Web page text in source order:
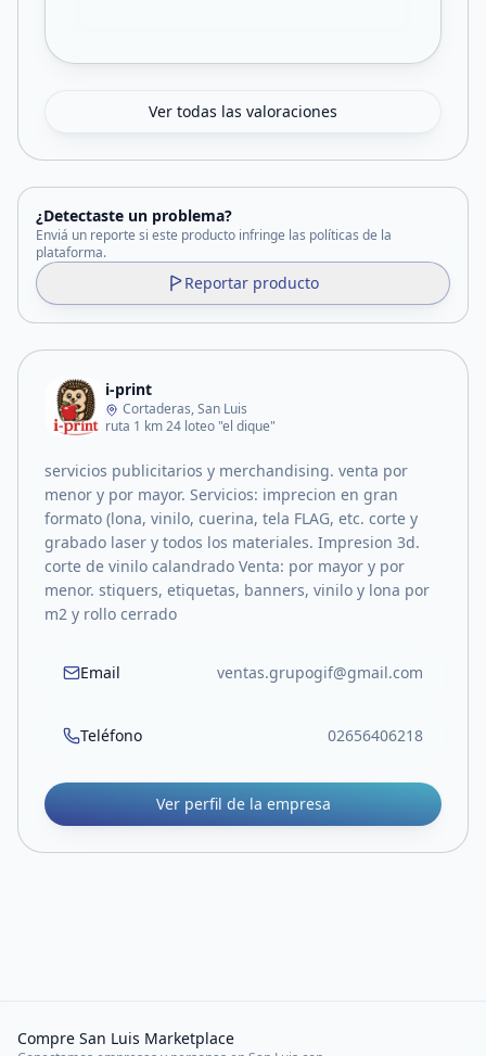
Ver todas las valoraciones
¿Detectaste un problema?
Enviá un reporte si este producto infringe las políticas de la
plataforma.
Reportar producto
i-print
Cortaderas, San Luis
ruta 1 km 24 loteo "el dique"
servicios publicitarios y merchandising. venta por
menor y por mayor. Servicios: imprecion en gran
formato (lona, vinilo, cuerina, tela FLAG, etc. corte y
grabado laser y todos los materiales. Impresion 3d.
corte de vinilo calandrado Venta: por mayor y por
menor. stiquers, etiquetas, banners, vinilo y lona por
m2 y rollo cerrado
Email ventas.grupogif@gmail.com
Teléfono 02656406218
Ver perfil de la empresa
Compre San Luis Marketplace